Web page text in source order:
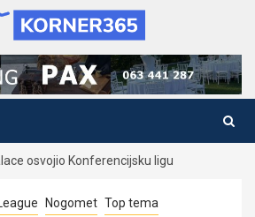
osvojio Konferencijsku ligu
Nogomet Top tema